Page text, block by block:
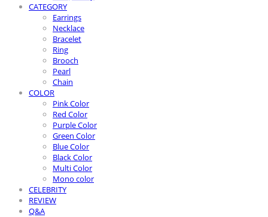
CATEGORY
Earrings
Necklace
Bracelet
Ring
Brooch
Pearl
Chain
COLOR
Pink Color
Red Color
Purple Color
Green Color
Blue Color
Black Color
Multi Color
Mono color
CELEBRITY
REVIEW
Q&A